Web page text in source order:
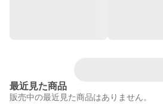
最近見た商品
販売中の最近見た商品はありません。